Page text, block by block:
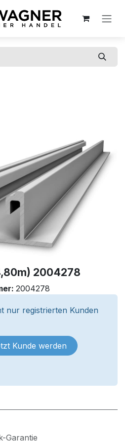
2004278
2004278
nur registrierten Kunden
Kunde werden
Garantie